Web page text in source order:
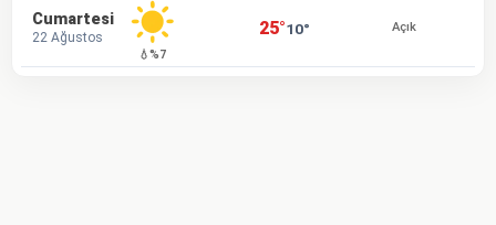
Cumartesi
22 Ağustos
💧%7
25°10° Açık